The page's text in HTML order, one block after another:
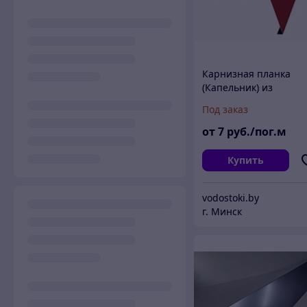
Карнизная планка
(Капельник) из
Под заказ
от7 руб./пог.м
Купить
vodostoki.by
г. Минск